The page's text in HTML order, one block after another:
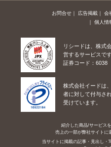
お問合せ 広告掲載 会
個人情
リシードは、株式
営するサービスです
証券コード：6038
株式会社イードは
者に対して付与さ
受けています。
紹介した商品/サービス
売上の一部が弊社サイトに
当サイトに掲載の記事・見出し・